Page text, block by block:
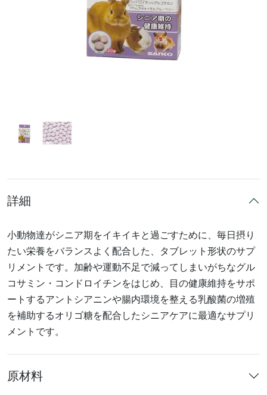
詳細
小動物達がシニア期をイキイキと過ごすために、毎日摂り
たい栄養をバランスよく配合した、タブレット形状のサプ
リメントです。加齢や運動不足で減ってしまいがちなグル
コサミン・コンドロイチンをはじめ、目の健康維持をサポ
ートするアントシアニンや腸内環境を整える乳酸菌の増殖
を補助するオリゴ糖を配合したシニアケアに最適なサプリ
メントです。
原材料